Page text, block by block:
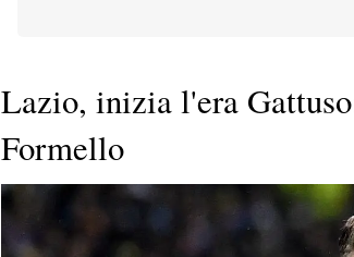
Lazio, inizia l'era
Formello